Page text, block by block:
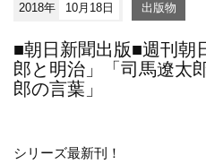
2018年 10月18日 出版物
■朝日新聞出版■週刊朝
郎と明治」「司馬遼太
郎の言葉」
シリーズ最新刊！